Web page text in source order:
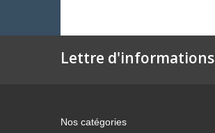
Lettre d'informations
Nos catégories